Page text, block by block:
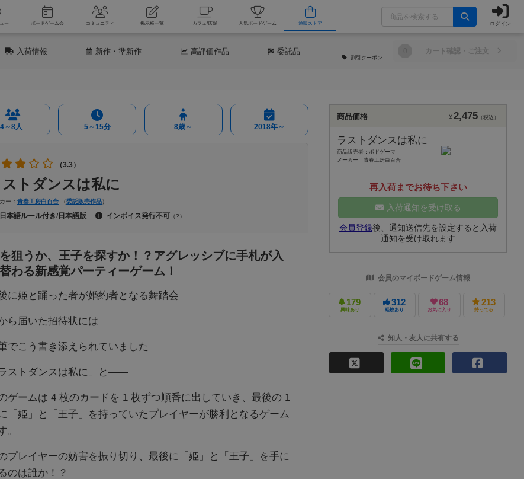
新着レビュー ボードゲーム会 コミュニティ 掲示板一覧 カフェ/店舗 人気ボードゲーム 通販ストア ログイン
入荷情報 新作 ・準新作 高評価作品 委託品 ─
割引 クーポン
カート確認・ご注文
4～8人 5～15分 8歳～ 2018年～
（3.3）
ストダンスは私に
ー：青春工房白百合 （委託販売作品）
日本語ルール付き/日本語版 インボイス発行不可 （? ）
狙うか、王子を探すか！？アグレッシブに手札が入
わる新感覚パーティーゲーム！
に姫と踊った者が婚約者となる舞踏会
ら届いた招待状には
でこう書き添えられていました
ラストダンスは私に」と――
ゲームは 4 枚のカードを 1 枚ずつ順番に出していき、最後の 1
「姫」と「王子」を持っていたプレイヤーが勝利となるゲーム
。
プレイヤーの妨害を振り切り、最後に「姫」と「王子」を手に
のは誰か！？
商品価格 ¥2,475 （税込）
ラストダンスは私に
商品販売者：ボドゲーマ
メーカー：青春工房白百合
再入荷までお待ち下さい
入荷通知を受け取る
会員登録後、通知送信先を設定すると入荷
通知を受け取れます
会員のマイボードゲーム情報
179
興味あり
312
経験あり
68
お気に入り
213
持ってる
知人・友人に共有する